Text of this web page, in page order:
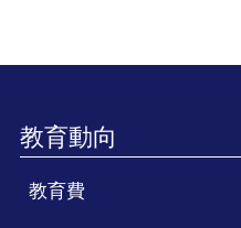
教育動向
教育費